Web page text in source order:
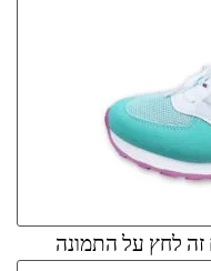
זה לחץ על התמונה